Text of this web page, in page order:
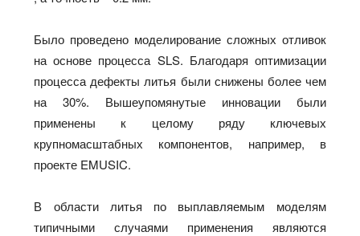
Было проведено моделирование сложных отливок
на основе процесса SLS. Благодаря оптимизации
процесса дефекты литья были снижены более чем
на 30%. Вышеупомянутые инновации были
применены к целому ряду ключевых
крупномасштабных компонентов, например, в
проекте EMUSIC.
В области литья по выплавляемым моделям
типичными случаями применения являются